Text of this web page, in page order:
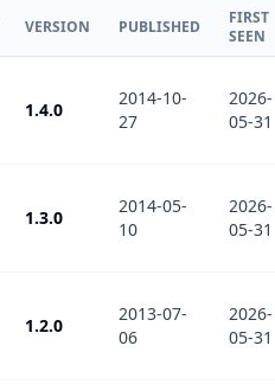
VERSION PUBLISHED
FIRST
SEEN
1.4.0
2014-10-
27
2026-
05-31
1.3.0
2014-05-
10
2026-
05-31
1.2.0
2013-07-
06
2026-
05-31